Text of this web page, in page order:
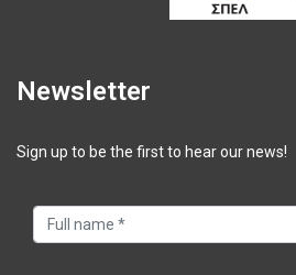
Newsletter
Sign up to be the first to hear our news!